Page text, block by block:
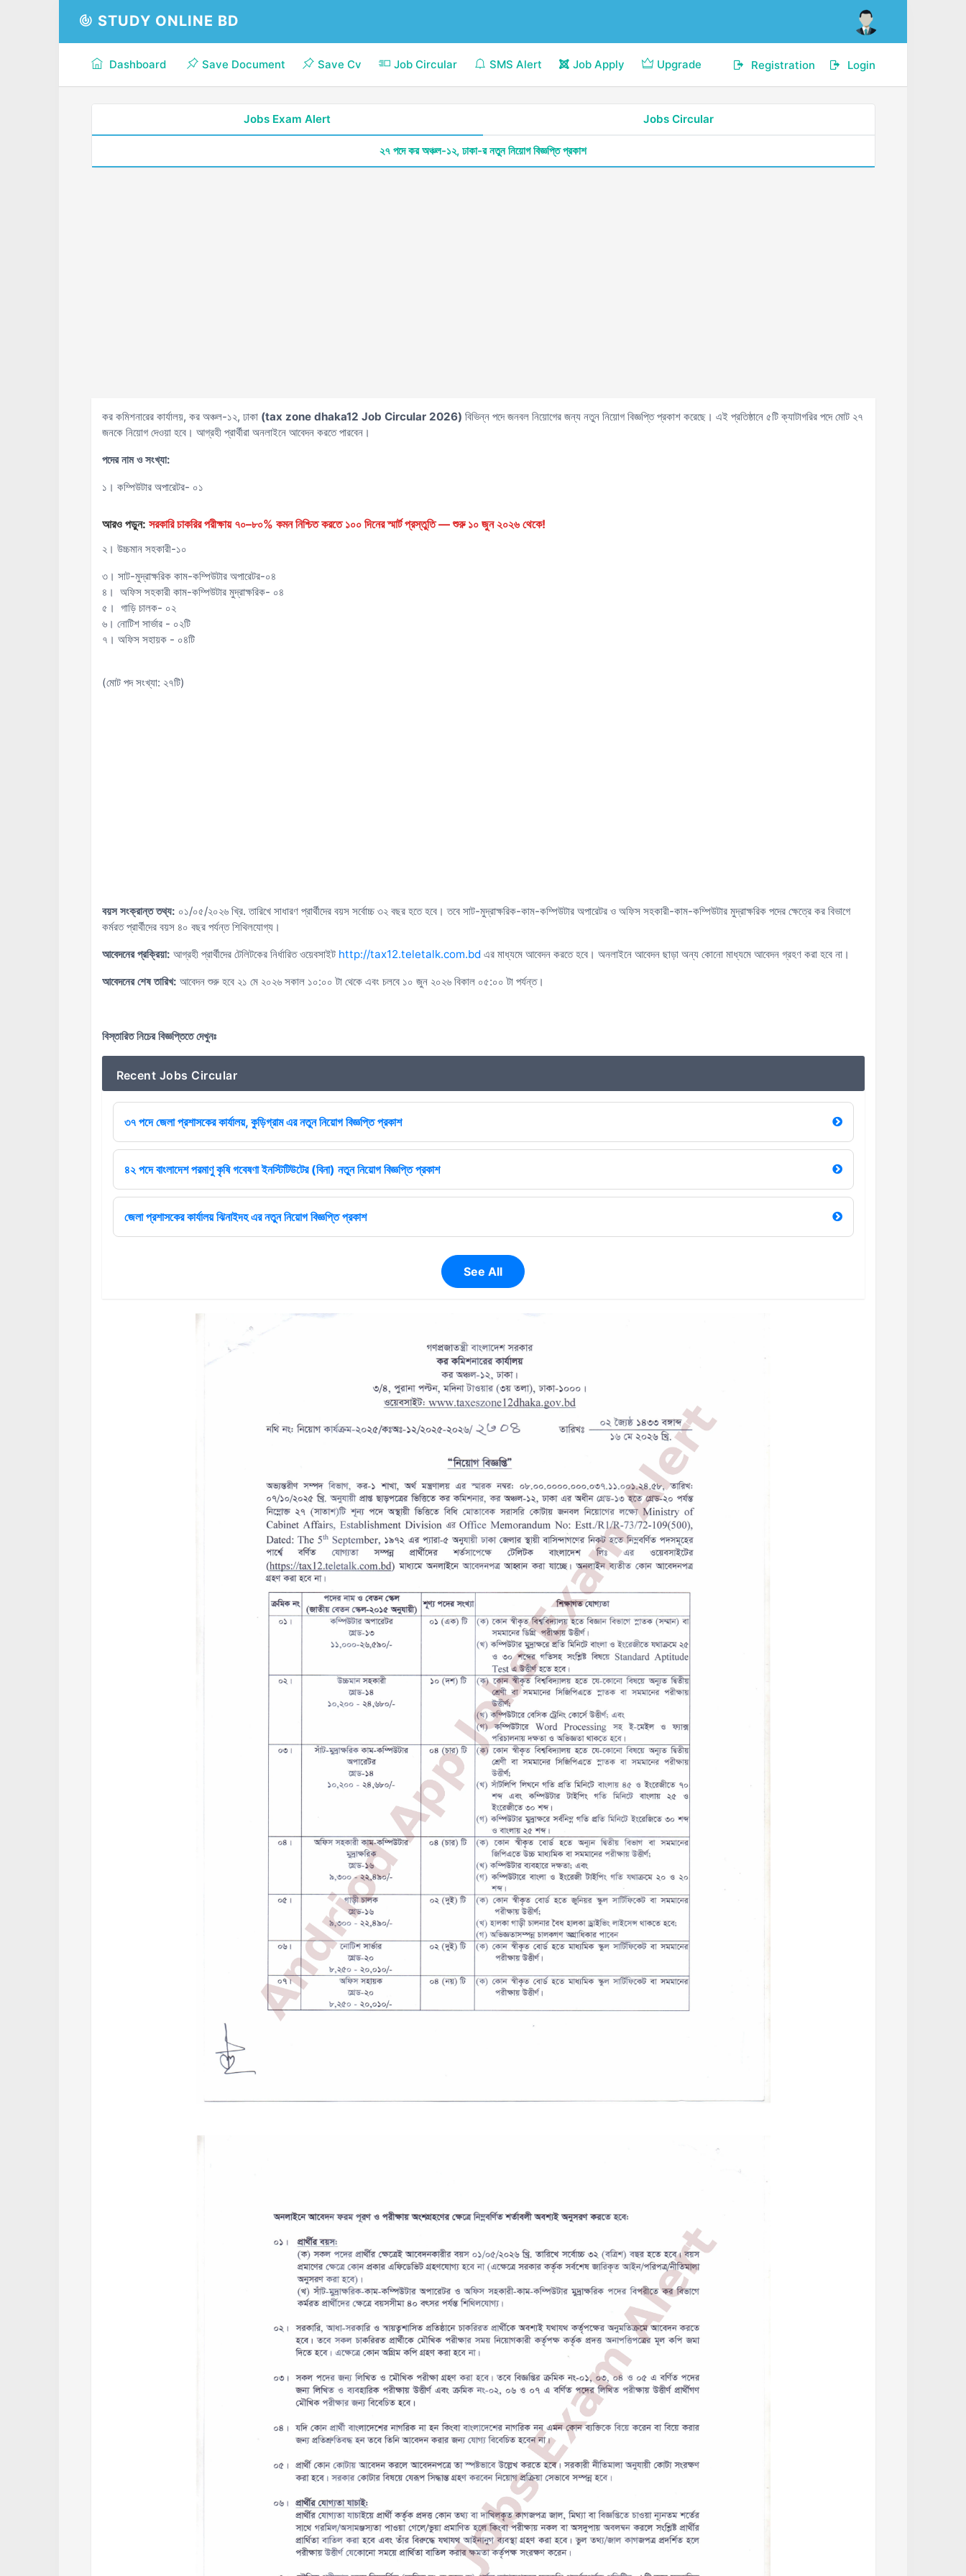
STUDY ONLINE BD
Dashboard Save Document Save Cv Job Circular SMS Alert Job Apply Upgrade Login
Registration
Jobs Exam Alert Jobs Circular
২৭ পদে কর অঞ্চল-১২, ঢাকা-র নতুন নিয়োগ বিজ্ঞপ্তি প্রকাশ
কর কমিশনারের কার্যালয়, কর অঞ্চল-১২, ঢাকা (tax zone dhaka12 Job Circular 2026) বিভিন্ন পদে জনবল নিয়োগের জন্য নতুন নিয়োগ বিজ্ঞপ্তি প্রকাশ করেছে। এই প্রতিষ্ঠানে ৫টি ক্যাটাগরির পদে মোট ২৭
জনকে নিয়োগ দেওয়া হবে। আগ্রহী প্রার্থীরা অনলাইনে আবেদন করতে পারবেন।
পদের নাম ও সংখ্যা:
১। কম্পিউটার অপারেটর- ০১
আরও পড়ুন: সরকারি চাকরির পরীক্ষায় ৭০–৮০% কমন নিশ্চিত করতে ১০০ দিনের স্মার্ট প্রস্তুতি — শুরু ১০ জুন ২০২৬ থেকে!
২। উচ্চমান সহকারী-১০
৩। সাট-মুদ্রাক্ষরিক কাম-কম্পিউটার অপারেটর-০৪
৪। অফিস সহকারী কাম-কম্পিউটার মুদ্রাক্ষরিক- ০৪
৫। গাড়ি চালক- ০২
৬। নোটিশ সার্ভার - ০২টি
৭। অফিস সহায়ক - ০৪টি
(মোট পদ সংখ্যা: ২৭টি)
বয়স সংক্রান্ত তথ্য: ০১/০৫/২০২৬ খ্রি. তারিখে সাধারণ প্রার্থীদের বয়স সর্বোচ্চ ৩২ বছর হতে হবে। তবে সাট-মুদ্রাক্ষরিক-কাম-কম্পিউটার অপারেটর ও অফিস সহকারী-কাম-কম্পিউটার মুদ্রাক্ষরিক পদের ক্ষেত্রে কর বিভাগে
কর্মরত প্রার্থীদের বয়স ৪০ বছর পর্যন্ত শিথিলযোগ্য।
আবেদনের প্রক্রিয়া: আগ্রহী প্রার্থীদের টেলিটকের নির্ধারিত ওয়েবসাইট http://tax12.teletalk.com.bd এর মাধ্যমে আবেদন করতে হবে। অনলাইনে আবেদন ছাড়া অন্য কোনো মাধ্যমে আবেদন গ্রহণ করা হবে না।
আবেদনের শেষ তারিখ: আবেদন শুরু হবে ২১ মে ২০২৬ সকাল ১০:০০ টা থেকে এবং চলবে ১০ জুন ২০২৬ বিকাল ০৫:০০ টা পর্যন্ত।
বিস্তারিত নিচের বিজ্ঞপ্তিতে দেখুনঃ
Recent Jobs Circular
৩৭ পদে জেলা প্রশাসকের কার্যালয়, কুড়িগ্রাম এর নতুন নিয়োগ বিজ্ঞপ্তি প্রকাশ
৪২ পদে বাংলাদেশ পরমাণু কৃষি গবেষণা ইনস্টিটিউটের (বিনা) নতুন নিয়োগ বিজ্ঞপ্তি প্রকাশ
জেলা প্রশাসকের কার্যালয় ঝিনাইদহ এর নতুন নিয়োগ বিজ্ঞপ্তি প্রকাশ
See All